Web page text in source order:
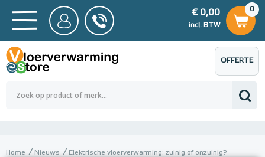
BTW
0,00
0
€ 0,00
incl. BTW
€ 0,00
OFFERTE
AANVRAGEN
Home Nieuws Elektrische vloerverwarming: zuinig of onzuinig?